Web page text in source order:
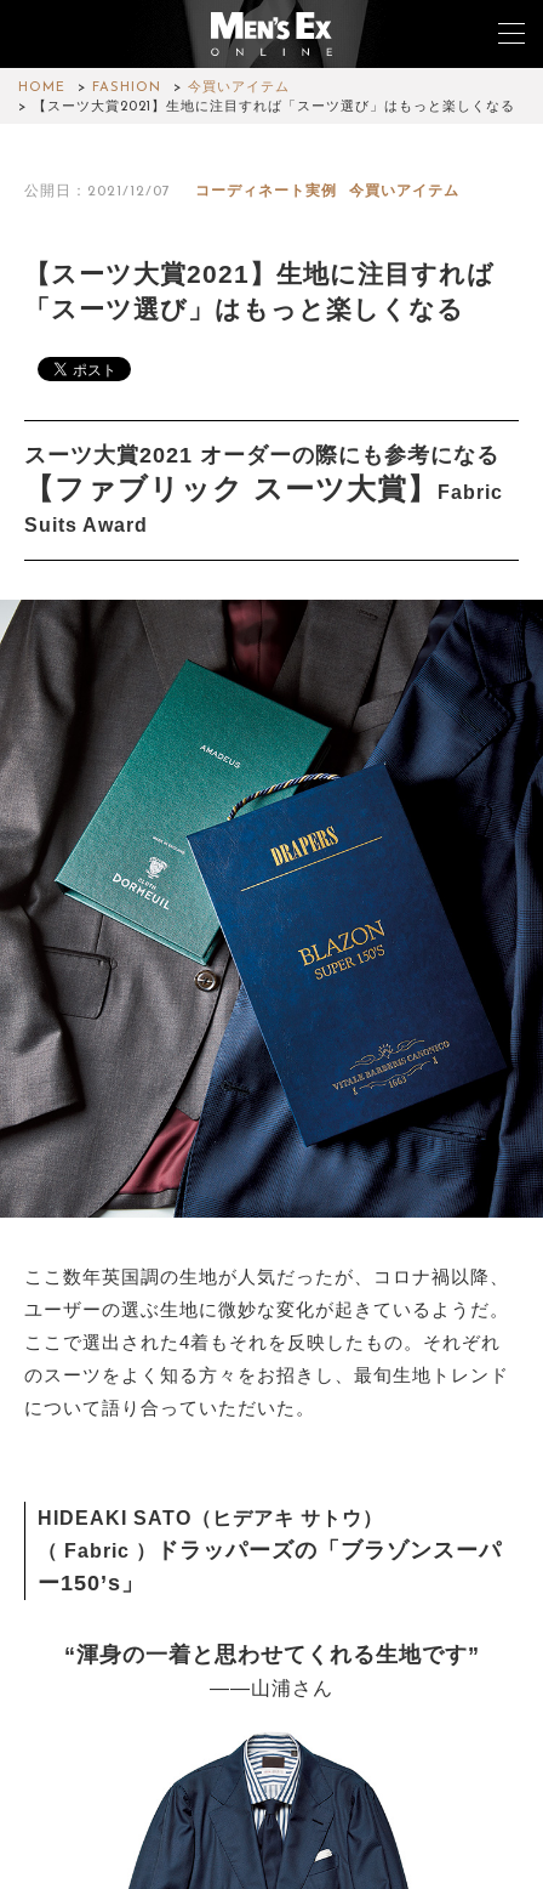
HOME FASHION
今買いアイテム
【スーツ大賞2021】生地に注目すれば「スーツ選び」はもっと楽しくなる
公開日：2021/12/07 コーディネート実例 今買いアイテム
【スーツ大賞2021】生地に注目すれば
「スーツ選び」はもっと楽しくなる
スーツ大賞2021 オーダーの際にも参考になる
【ファブリック スーツ大賞】
Fabric
Suits Award
ここ数年英国調の生地が人気だったが、コロナ禍以降、
ユーザーの選ぶ生地に微妙な変化が起きているようだ。
ここで選出された4着もそれを反映したもの。それぞれ
のスーツをよく知る方々をお招きし、最旬生地トレンド
について語り合っていただいた。
HIDEAKI SATO（ヒデアキ サトウ）
（ Fabric ）
ドラッパーズの「ブラゾンスーパ
ー150’s」
“渾身の一着と思わせてくれる生地です”
――山浦さん
WATCH
CAR&BIKE
LIFESTYLE
MAGAZINE
サイトマップ